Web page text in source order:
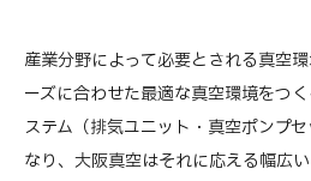
産業分野によって必要とされる真空
ーズに合わせた最適な真空環境をつ
ステム（排気ユニット・真空ポンプ
なり、大阪真空はそれに応える幅広